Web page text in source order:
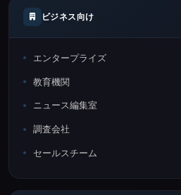
ビジネス向け
エンタープライズ
教育機関
ニュース編集室
調査会社
セールスチーム